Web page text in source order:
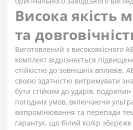
Висока якість
та
Виготовлений з високоякісного
комплект відрізняється
стійкістю до зовнішніх впливів.
своєю здатністю витримувати
бути стійким до ударів,
погодних умов, включаючи
випромінювання та перепади
гарантує, що білий колір